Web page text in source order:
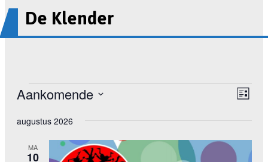
De Klender